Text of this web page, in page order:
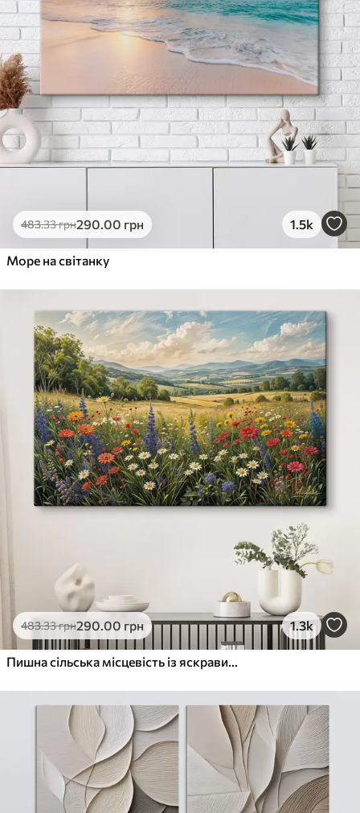
483.33грн290.00 грн 1.5k
Море на світанку
483.33грн290.00 грн 1.3k
Пишна сільська місцевість із яскравим лугом диких квітів, наповненим різнокольоровими квітами під хмарним небом